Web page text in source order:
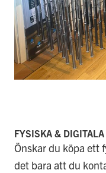
FYSISKA &
Önskar du köpa ett
det bara att du